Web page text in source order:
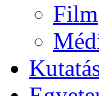
Film